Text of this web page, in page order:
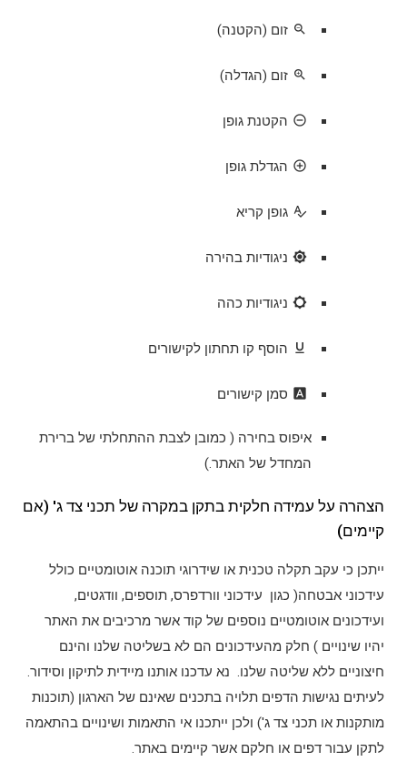
zoom_out זום (הקטנה)
zoom_in זום (הגדלה)
remove_circle_outline הקטנת גופן
add_circle_outline הגדלת גופן
spellcheck גופן קריא
brightness_high ניגודיות בהירה
brightness_low ניגודיות כהה
format_underlined הוסף קו תחתון לקישורים
font_download סמן קישורים
לאפס
את
האפשרויות
איפוס בחירה ( כמובן לצבת ההתחלתי של ברירת
המחדל של האתר.)
הצהרה על עמידה חלקית בתקן במקרה של תכני צד ג' (אם
קיימים)
ייתכן כי עקב תקלה טכנית או שידרוגי תוכנה אוטומטיים כולל
עידכוני אבטחה( כגון עידכוני וורדפרס, תוספים, וודגטים,
ועידכונים אוטומטיים נוספים של קוד אשר מרכיבים את האתר
יהיו שינויים ) חלק מהעידכונים הם לא בשליטה שלנו והינם
חיצוניים ללא שליטה שלנו. נא עדכנו אותנו מיידית לתיקון וסידור.
לעיתים נגישות הדפים תלויה בתכנים שאינם של הארגון (תוכנות
מותקנות או תכני צד ג') ולכן ייתכנו אי התאמות ושינויים בהתאמה
לתקן עבור דפים או חלקם אשר קיימים באתר.